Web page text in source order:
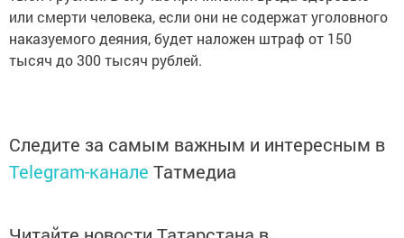
или смерти человека, если они не содержат уголовного
наказуемого деяния, будет наложен штраф от 150
тысяч до 300 тысяч рублей.
Следите за самым важным и интересным в
Telegram-канале Татмедиа